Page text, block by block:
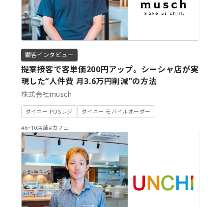
#韓国料理 #鰻 #鶏料理
条件をクリア
顧客インタビュー
提案接客で客単価200円アップ。シーシャ店が実
現した“人件費 月3.6万円削減”の方法
株式会社musch
ダイニー POSレジ ダイニー モバイルオーダー
#6~10店舗#カフェ